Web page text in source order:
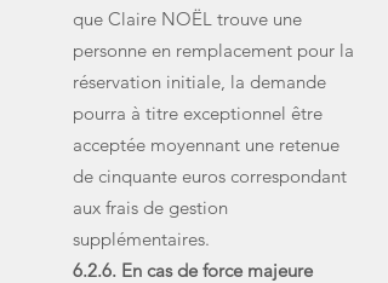
que Claire NOËL trouve une
personne en remplacement pour la
réservation initiale, la demande
pourra à titre exceptionnel être
acceptée moyennant une retenue
de cinquante euros correspondant
aux frais de gestion
supplémentaires.
6.2.6. En cas de force majeure